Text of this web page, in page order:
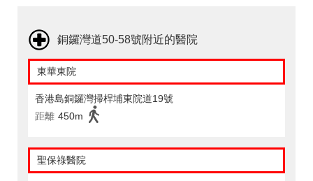
銅鑼灣道50-58號附近的醫院
東華東院
香港島銅鑼灣掃桿埔東院道19號
距離 450m
聖保祿醫院